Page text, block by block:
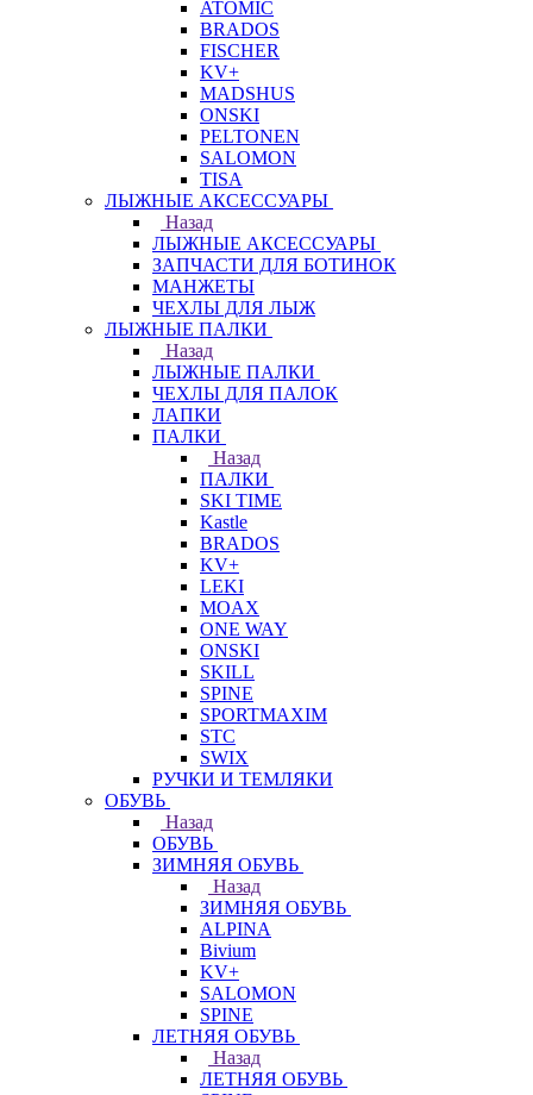
ATOMIC
BRADOS
FISCHER
KV+
MADSHUS
ONSKI
PELTONEN
SALOMON
TISA
ЛЫЖНЫЕ АКСЕССУАРЫ
Назад
ЛЫЖНЫЕ АКСЕССУАРЫ
ЗАПЧАСТИ ДЛЯ БОТИНОК
МАНЖЕТЫ
ЧЕХЛЫ ДЛЯ ЛЫЖ
ЛЫЖНЫЕ ПАЛКИ
Назад
ЛЫЖНЫЕ ПАЛКИ
ЧЕХЛЫ ДЛЯ ПАЛОК
ЛАПКИ
ПАЛКИ
Назад
ПАЛКИ
SKI TIME
Kastle
BRADOS
KV+
LEKI
MOAX
ONE WAY
ONSKI
SKILL
SPINE
SPORTMAXIM
STC
SWIX
РУЧКИ И ТЕМЛЯКИ
ОБУВЬ
Назад
ОБУВЬ
ЗИМНЯЯ ОБУВЬ
Назад
ЗИМНЯЯ ОБУВЬ
ALPINA
Bivium
KV+
SALOMON
SPINE
ЛЕТНЯЯ ОБУВЬ
Назад
ЛЕТНЯЯ ОБУВЬ